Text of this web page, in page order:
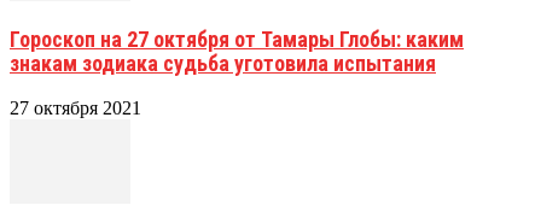
Гороскоп на 27 октября от Тамары Глобы: каким
знакам зодиака судьба уготовила испытания
27 октября 2021